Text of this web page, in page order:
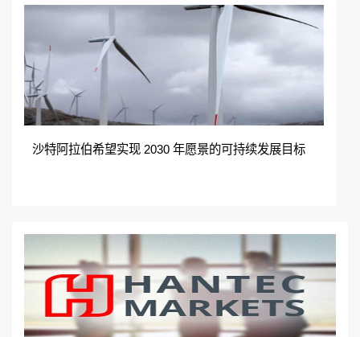
沙特阿拉伯希望实现 2030 年愿景的可持续发展目标